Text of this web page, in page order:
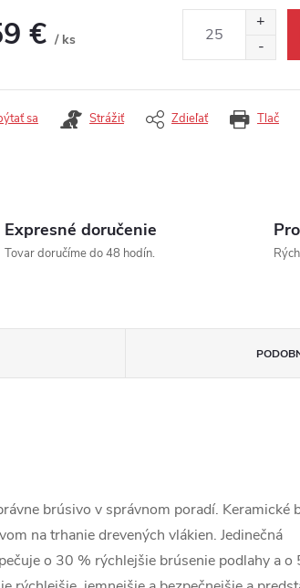
€ / ks
Tlač
sa Strážiť Zdieľať
Expresné doručenie
Tovar doručíme do 48 hodín.
brúsivo v správnom poradí. Keramické
na trhanie drevených vlákien. Jedinečná
o 30 % rýchlejšie brúsenie podlahy a o